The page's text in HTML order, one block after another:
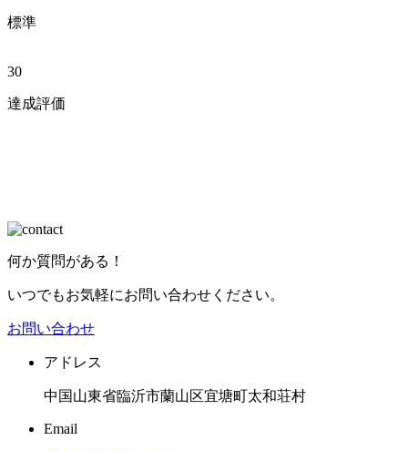
標準
30
達成評価
何か質問がある！
いつでもお気軽にお問い合わせください。
お問い合わせ
アドレス
中国山東省臨沂市蘭山区宜塘町太和荘村
Email